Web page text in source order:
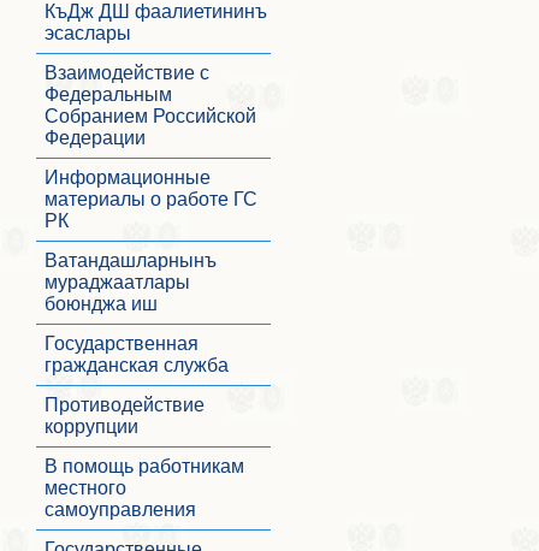
КъДж ДШ фаалиетининъ
эсаслары
Взаимодействие с
Федеральным
Собранием Российской
Федерации
Информационные
материалы о работе ГС
РК
Ватандашларнынъ
мураджаатлары
боюнджа иш
Государственная
гражданская служба
Противодействие
коррупции
В помощь работникам
местного
самоуправления